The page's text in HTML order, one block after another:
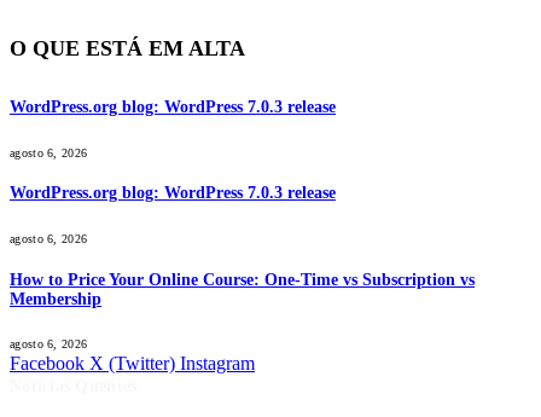
O QUE ESTÁ EM ALTA
WordPress.org blog: WordPress 7.0.3 release
agosto 6, 2026
WordPress.org blog: WordPress 7.0.3 release
agosto 6, 2026
How to Price Your Online Course: One-Time vs Subscription vs
Membership
agosto 6, 2026
Facebook X (Twitter) Instagram